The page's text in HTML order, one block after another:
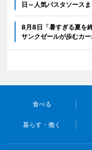
日～人気パスタソース
8月8日「暑すぎる夏を
サンクゼールが歩むカ
食べる
暮らす・働く